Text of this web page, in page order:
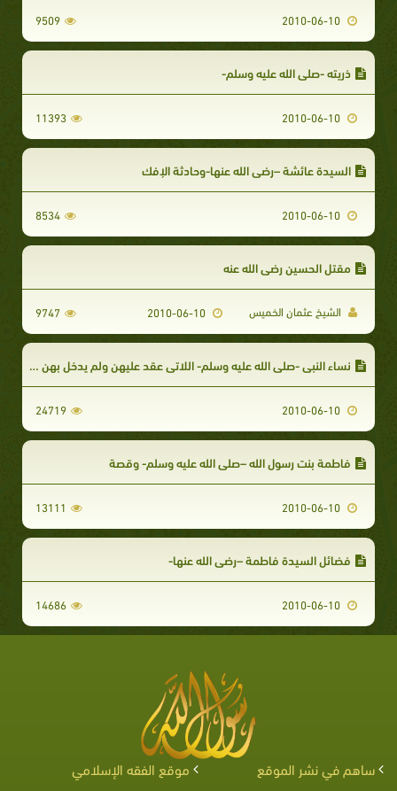
9509
ذريته -صلى الله عليه وسلم-
11393
السيدة عائشة –رضي الله عنها-وحادثة الإفك
8534
مقتل الحسين رضي الله عنه
الشيخ عثمان الخميس 9747
نساء النبي -صلى الله عليه وسلم- اللاتي عقد عليهن ولم يدخل بهن وسراريه
24719
فاطمة بنت رسول الله –صلى الله عليه وسلم- وقصة
13111
فضائل السيدة فاطمة –رضي الله عنها-
14686
ساهم في نشر الموقع
موقع الفقه الإسلامي